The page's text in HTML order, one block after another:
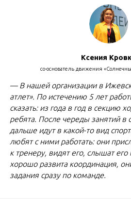
Ксения
со-основатель движения
— В нашей организации в
атлет». По истечению 5 лет
сказать: из года в годв секцию
ребята. После череды занятий в
дальше идут в какой-то вид
любят с ними работать: они
к тренеру, видят его, слышат
хорошо развита координация,
задания сразу по команде.